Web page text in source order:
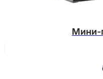
Мини-